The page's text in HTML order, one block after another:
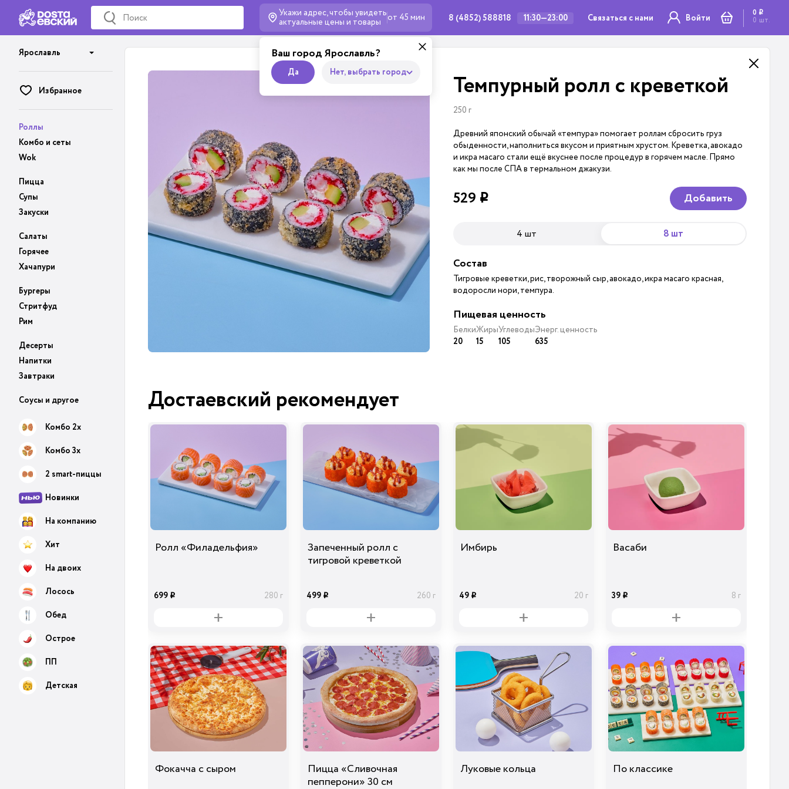
Укажи адрес, чтобы увидеть
актуальные цены и товары от 45 мин
Ваш город Ярославль?
Да Нет, выбрать город
8 (4852) 588818 11:30—23:00 Связаться с нами Войти 0 i
0 шт.
Ярославль
Избранное
Роллы
Комбо и сеты
Wok
Пицца
Супы
Закуски
Салаты
Горячее
Хачапури
Бургеры
Стритфуд
Рим
Десерты
Напитки
Завтраки
Соусы и другое
Комбо 2х
Комбо 3х
2 smart-пиццы
Новинки
На компанию
Хит
На двоих
Лосось
Обед
Острое
ПП
Детская
Темпурный ролл с креветкой
250 г
Древний японский обычай «темпура» помогает роллам сбросить груз
обыденности, наполниться вкусом и приятным хрустом. Креветка, авокадо
и икра масаго стали ещё вкуснее после процедур в горячем масле. Прямо
как мы после СПА в термальном джакузи.
529 i Добавить
4 шт 8 шт
Состав
Тигровые креветки, рис, творожный сыр, авокадо, икра масаго красная,
водоросли нори, темпура.
Пищевая ценность
Белки
20
Жиры
15
Углеводы
105
Энерг. ценность
635
Достаевский рекомендует
Ролл «Филадельфия»
699 i 280 г
Запеченный ролл с
тигровой креветкой
499 i 260 г
Имбирь
49 i 20 г
Васаби
39 i 8 г
Фокачча с сыром
Пицца «Сливочная
пепперони» 30 см
Луковые кольца По классике